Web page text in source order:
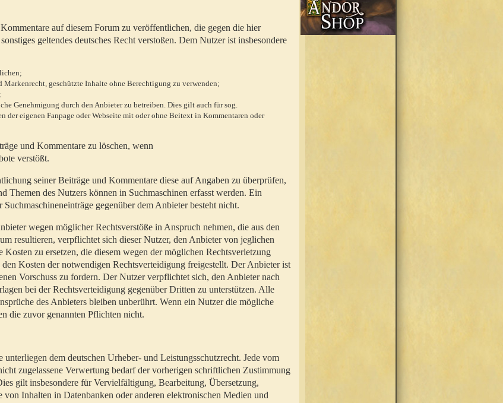
auf diesem Forum zu veröffentlichen, die gegen die hier
geltendes deutsches Recht verstoßen. Dem Nutzer ist insbesondere
Markenrecht, geschützte Inhalte ohne Berechtigung zu verwenden;
Genehmigung durch den Anbieter zu betreiben. Dies gilt auch für sog.
der eigenen Fanpage oder Webseite mit oder ohne Beitext in Kommentaren oder
und Kommentare zu löschen, wenn
verstößt.
seiner Beiträge und Kommentare diese auf Angaben zu überprüfen,
Themen des Nutzers können in Suchmaschinen erfasst werden. Ein
gegenüber dem Anbieter besteht nicht.
wegen möglicher Rechtsverstöße in Anspruch nehmen, die aus den
resultieren, verpflichtet sich dieser Nutzer, den Anbieter von jeglichen
zu ersetzen, die diesem wegen der möglichen Rechtsverletzung
Kosten der notwendigen Rechtsverteidigung freigestellt. Der Anbieter ist
Vorschuss zu fordern. Der Nutzer verpflichtet sich, den Anbieter nach
bei der Rechtsverteidigung gegenüber Dritten zu unterstützen. Alle
des Anbieters bleiben unberührt. Wenn ein Nutzer die mögliche
die zuvor genannten Pflichten nicht.
dem deutschen Urheber- und Leistungsschutzrecht. Jede vom
zugelassene Verwertung bedarf der vorherigen schriftlichen Zustimmung
gilt insbesondere für Vervielfältigung, Bearbeitung, Übersetzung,
Inhalten in Datenbanken oder anderen elektronischen Medien und